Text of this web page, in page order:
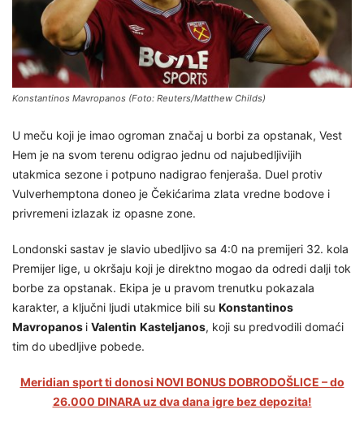
Konstantinos Mavropanos (Foto: Reuters/Matthew Childs)
U meču koji je imao ogroman značaj u borbi za opstanak, Vest
Hem je na svom terenu odigrao jednu od najubedljivijih
utakmica sezone i potpuno nadigrao fenjeraša. Duel protiv
Vulverhemptona doneo je Čekićarima zlata vredne bodove i
privremeni izlazak iz opasne zone.
Londonski sastav je slavio ubedljivo sa 4:0 na premijeri 32. kola
Premijer lige, u okršaju koji je direktno mogao da odredi dalji tok
borbe za opstanak. Ekipa je u pravom trenutku pokazala
karakter, a ključni ljudi utakmice bili su Konstantinos
Mavropanos i Valentin Kasteljanos, koji su predvodili domaći
tim do ubedljive pobede.
Meridian sport ti donosi NOVI BONUS DOBRODOŠLICE – do
26.000 DINARA uz dva dana igre bez depozita!